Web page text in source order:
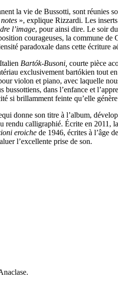
la vie de Bussotti, sont réunies
», explique Rizzardi. Les
l’image, pour ainsi dire. Le soir
courageuses, la commune
paradoxale dans cette écriture
Bartók-Busoni, courte pièce
exclusivement bartókien tout
violon et piano, avec laquelle
dans l’enfance et
si brillamment feinte qu’elle
donne son titre à l’album,
calligraphié. Écrite en 2011,
eroiche de 1946, écrites à l’âge
l’excellente prise de son.